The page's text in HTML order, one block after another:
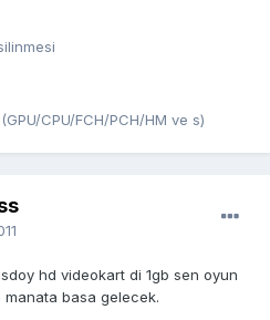
CPU/FCH/PCH/HM ve s)
hd videokart di 1gb sen oyun
basa gelecek.